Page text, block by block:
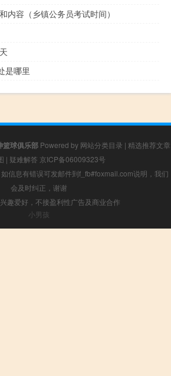
内容（乡镇公务员考试时间）
是哪里
篮球俱乐部Powered by 网站分类目录 | 精选推荐文章
| 疑难解答 京ICP备06009323号
信息有错误可发邮件到f_fb#foxmail.com说明，我们
会及时纠正，谢谢
趣爱好，不接盈利性广告及商业合作
小男孩